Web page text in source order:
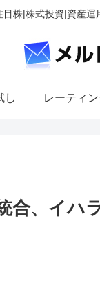
目株|株式投資|資産
し レーティ
合、イハ